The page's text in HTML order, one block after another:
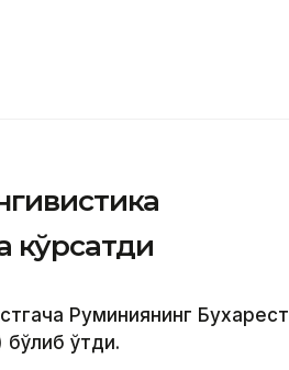
кўрсатди
Руминиянинг Бухарест
бўлиб ўтди.